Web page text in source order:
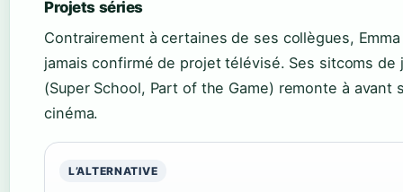
Projets séries
Contrairement à certaines de ses collègues, Emma
jamais confirmé de projet télévisé. Ses sitcoms de
(Super School, Part of the Game) remonte à avant
cinéma.
L’ALTERNATIVE